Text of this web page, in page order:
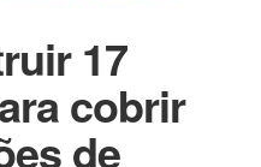
17
cobrir
de